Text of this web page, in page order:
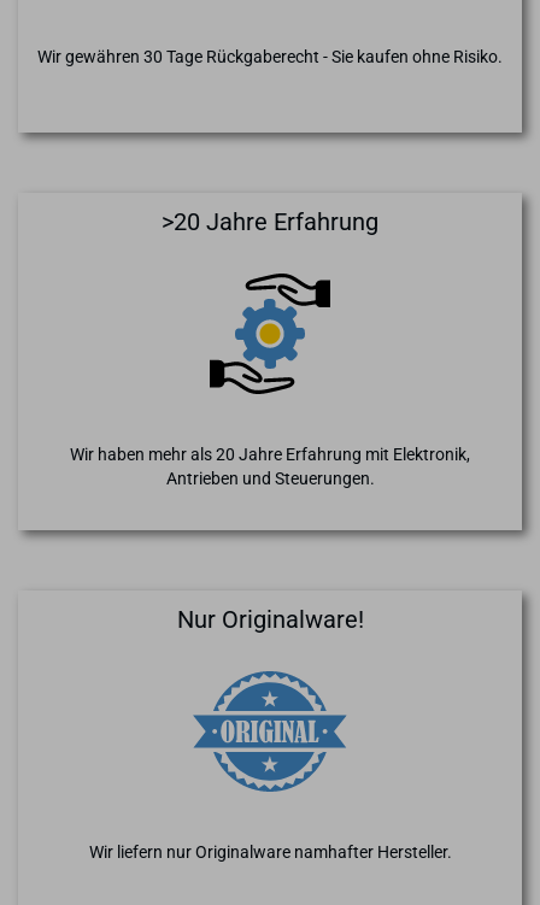
Wir gewähren 30 Tage Rückgaberecht - Sie kaufen ohne Risiko.
>20 Jahre Erfahrung
Wir haben mehr als 20 Jahre Erfahrung mit Elektronik,
Antrieben und Steuerungen.
Nur Originalware!
Wir liefern nur Originalware namhafter Hersteller.